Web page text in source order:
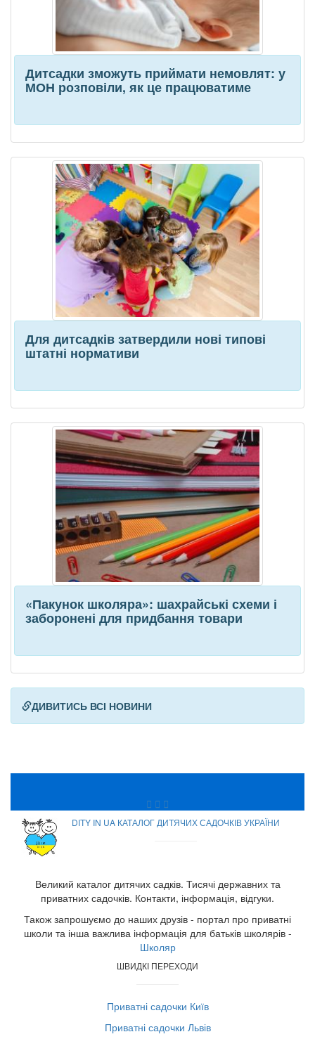
Дитсадки зможуть приймати немовлят: у
МОН розповіли, як це працюватиме
Для дитсадків затвердили нові типові
штатні нормативи
«Пакунок школяра»: шахрайські схеми і
заборонені для придбання товари
ДИВИТИСЬ ВСІ НОВИНИ
DITY IN UA КАТАЛОГ ДИТЯЧИХ САДОЧКІВ УКРАЇНИ
Великий каталог дитячих садків. Тисячі державних та
приватних садочків. Контакти, інформація, відгуки.
Також запрошуємо до наших друзів - портал про приватні
школи та інша важлива інформація для батьків школярів -
Школяр
ШВИДКІ ПЕРЕХОДИ
Приватні садочки Київ
Приватні садочки Львів